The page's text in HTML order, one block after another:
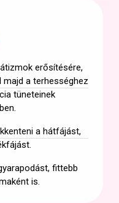
erősítésére,
majd a terhességhez
tüneteinek
a hátfájást,
fittebb
is.